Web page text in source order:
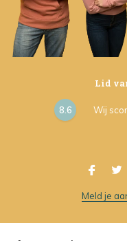
Lid
8.6 Wij
Meld je